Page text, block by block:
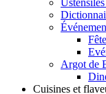
Argot de
Cuisines et